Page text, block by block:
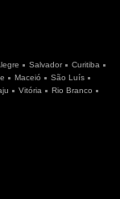
Salvador
Curitiba
Maceió
São Luís
Vitória
Rio Branco